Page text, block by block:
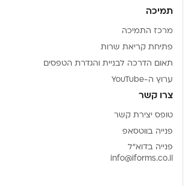
תמיכה
מרכז התמיכה
פתיחת קריאת שרות
תאום הדרכה לבניית והגדרת הטפסים
ערוץ ה-YouTube
צרו קשר
טופס יצירת קשר
פנייה בווטסאפ
פנייה בדוא"ל
info@iforms.co.il